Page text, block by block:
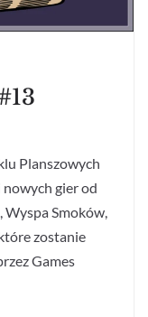
Planszowych
gier od
Wyspa Smoków,
zostanie
Games